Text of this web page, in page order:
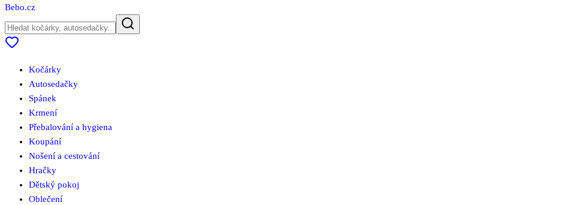
Bebo.cz
Kočárky
Autosedačky
Spánek
Krmení
Přebalování a hygiena
Koupání
Nošení a cestování
Hračky
Dětský pokoj
Oblečení